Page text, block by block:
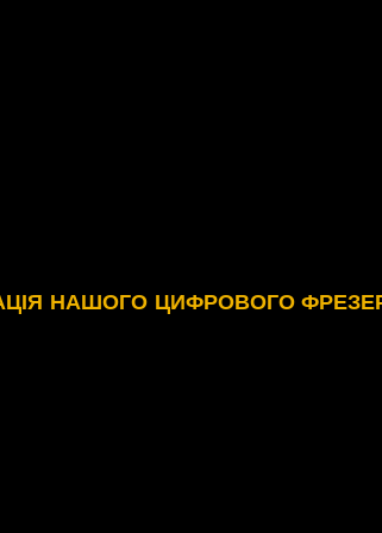
НАШОГО ЦИФРОВОГО